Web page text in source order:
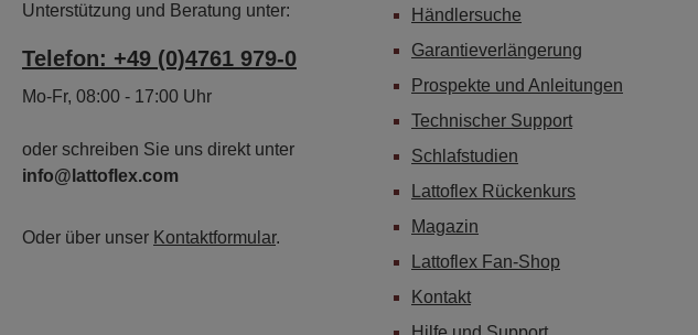
Unterstützung und Beratung unter:
Telefon: +49 (0)4761 979-0
Mo-Fr, 08:00 - 17:00 Uhr
oder schreiben Sie uns direkt unter
info@lattoflex.com
Oder über unser Kontaktformular.
Händlersuche
Garantieverlängerung
Prospekte und Anleitungen
Technischer Support
Schlafstudien
Lattoflex Rückenkurs
Magazin
Lattoflex Fan-Shop
Kontakt